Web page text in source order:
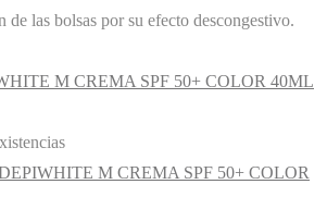
de las bolsas por su efecto descongestivo.